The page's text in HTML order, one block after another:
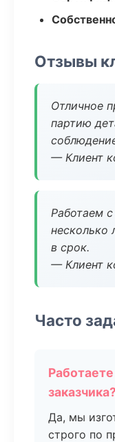
Отзывы
Отличное
партию
— Клиент
Работаем
несколько
в срок.
— Клиент
Часто
заказчика?
Да, мы
строго по